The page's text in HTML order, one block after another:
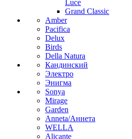
Luce
Grand Classic
Amber
Pacifica
Delux
Birds
Della Natura
Кандинский
Электро
Энигма
Sonya
Mirage
Garden
Anneta/Аннета
WELLA
Alicante